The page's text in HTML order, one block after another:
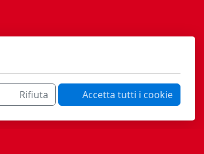
Rifiuta Accetta tutti i cookie